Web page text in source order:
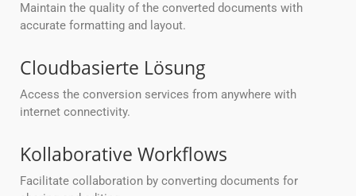
Maintain the quality of the converted documents with
accurate formatting and layout.
Cloudbasierte Lösung
Access the conversion services from anywhere with
internet connectivity.
Kollaborative Workflows
Facilitate collaboration by converting documents for